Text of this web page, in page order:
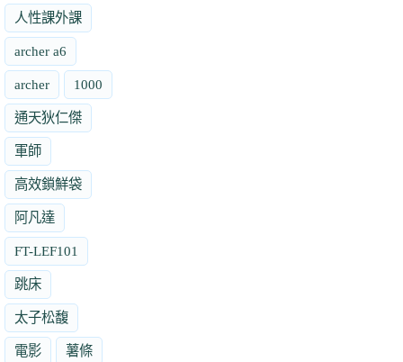
人性課外課
archer a6
archer 1000
通天狄仁傑
軍師
高效鎖鮮袋
阿凡達
FT-LEF101
跳床
太子松馥
電影 薯條